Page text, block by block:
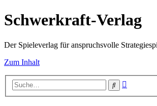
Schwerkraft-Verlag
Der Spieleverlag für anspruchsvolle
Zum Inhalt
Suche